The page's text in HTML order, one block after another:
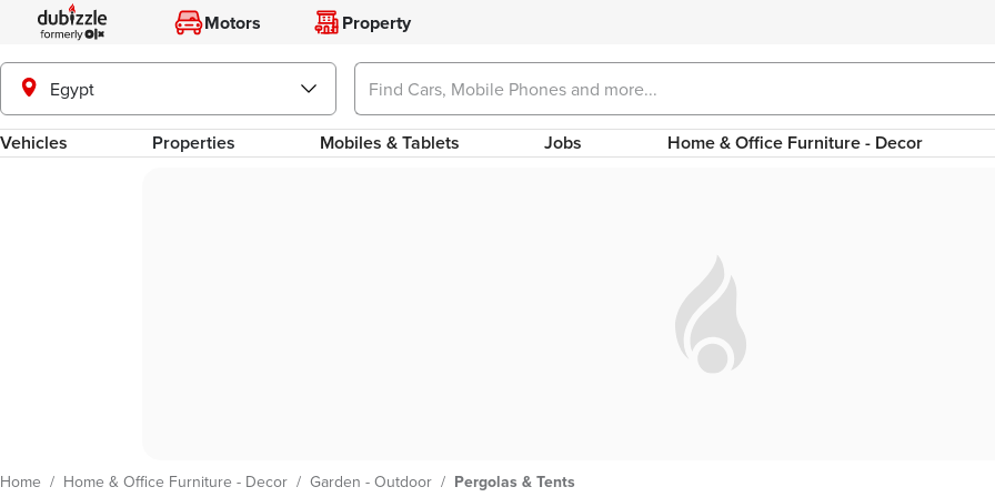
Motors Property
Egypt
Vehicles Properties Mobiles & Tablets Jobs Home & Office Furniture - Decor
Home / Home & Office Furniture - Decor / Garden - Outdoor / Pergolas & Tents